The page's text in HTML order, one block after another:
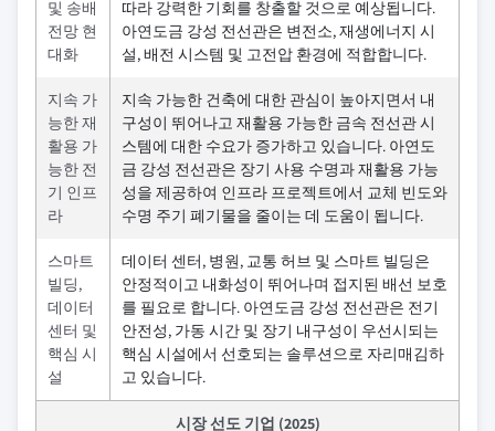
및 송배
전망 현
대화
따라 강력한 기회를 창출할 것으로 예상됩니다.
아연도금 강성 전선관은 변전소, 재생에너지 시
설, 배전 시스템 및 고전압 환경에 적합합니다.
지속 가
능한 재
활용 가
능한 전
기 인프
라
지속 가능한 건축에 대한 관심이 높아지면서 내
구성이 뛰어나고 재활용 가능한 금속 전선관 시
스템에 대한 수요가 증가하고 있습니다. 아연도
금 강성 전선관은 장기 사용 수명과 재활용 가능
성을 제공하여 인프라 프로젝트에서 교체 빈도와
수명 주기 폐기물을 줄이는 데 도움이 됩니다.
스마트
빌딩,
데이터
센터 및
핵심 시
설
데이터 센터, 병원, 교통 허브 및 스마트 빌딩은
안정적이고 내화성이 뛰어나며 접지된 배선 보호
를 필요로 합니다. 아연도금 강성 전선관은 전기
안전성, 가동 시간 및 장기 내구성이 우선시되는
핵심 시설에서 선호되는 솔루션으로 자리매김하
고 있습니다.
시장 선도 기업 (2025)